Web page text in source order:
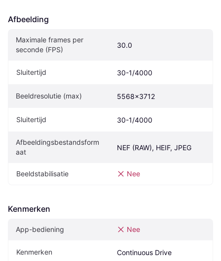
Afbeelding
Maximale frames per
seconde (FPS)
30.0
Sluitertijd 30-1/4000
Beeldresolutie (max) 5568x3712
Sluitertijd 30-1/4000
Afbeeldingsbestandsform
aat
NEF (RAW), HEIF, JPEG
Beeldstabilisatie Nee
Kenmerken
App-bediening Nee
Kenmerken Continuous Drive